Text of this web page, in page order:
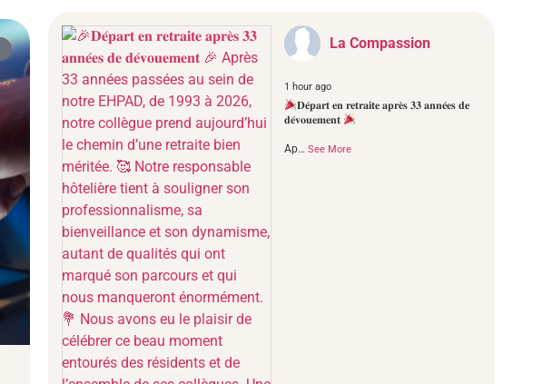
La Compassion
1 hour ago
𝐃𝐞́𝐩𝐚𝐫𝐭 𝐞𝐧 𝐫𝐞𝐭𝐫𝐚𝐢𝐭𝐞 𝐚𝐩𝐫𝐞̀𝐬 𝟑𝟑 𝐚𝐧𝐧𝐞́𝐞𝐬 𝐝𝐞
𝐝𝐞́𝐯𝐨𝐮𝐞𝐦𝐞𝐧𝐭
Ap… See More